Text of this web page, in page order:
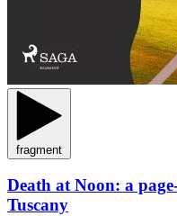
fragment
Death at Noon: a
Tuscany